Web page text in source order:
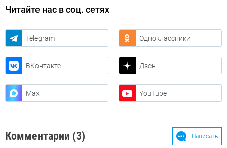
Читайте нас в соц. сетях
Telegram Одноклассники
ВКонтакте Дзен
Max YouTube
Комментарии (3) Написать